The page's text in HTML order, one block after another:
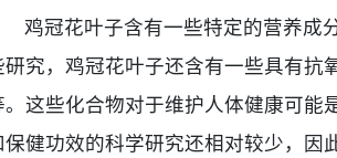
鸡冠花叶子含有一些特定的营养成
研究，鸡冠花叶子还含有一些具有抗
。这些化合物对于维护人体健康可能
保健功效的科学研究还相对较少，因